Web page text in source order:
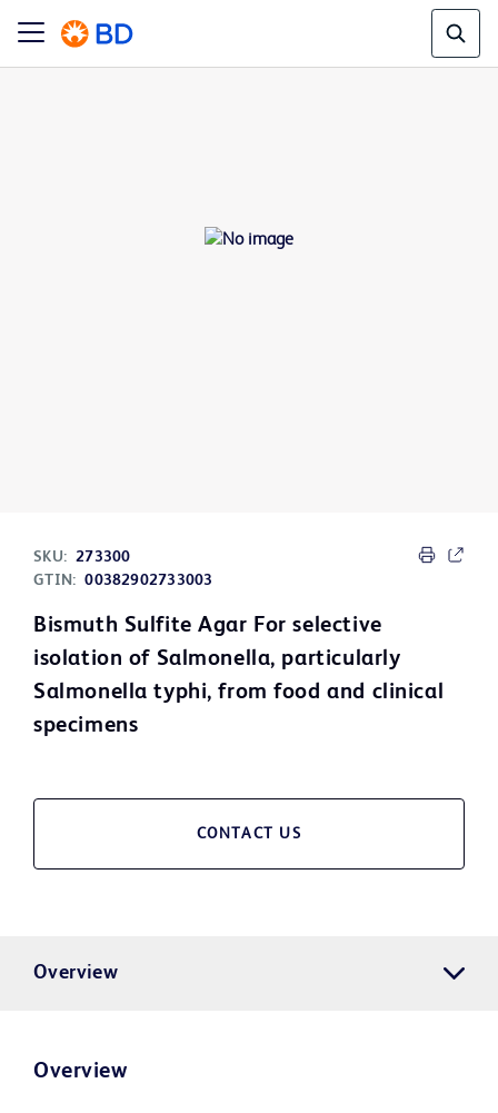
SKU: 273300
GTIN: 00382902733003
Bismuth Sulfite Agar For selective
isolation of Salmonella, particularly
Salmonella typhi, from food and clinical
specimens
CONTACT US
Overview
Overview